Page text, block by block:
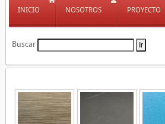
INICIO NOSOTROS PROYECTO
Buscar